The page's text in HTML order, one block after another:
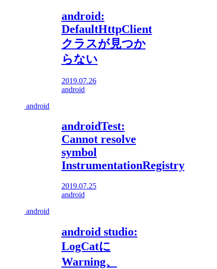
android:
DefaultHttpClient
クラスが見つか
らない
2019.07.26
android
android
androidTest:
Cannot resolve
symbol
InstrumentationRegistry
2019.07.25
android
android
android studio:
LogCatに
Warning、